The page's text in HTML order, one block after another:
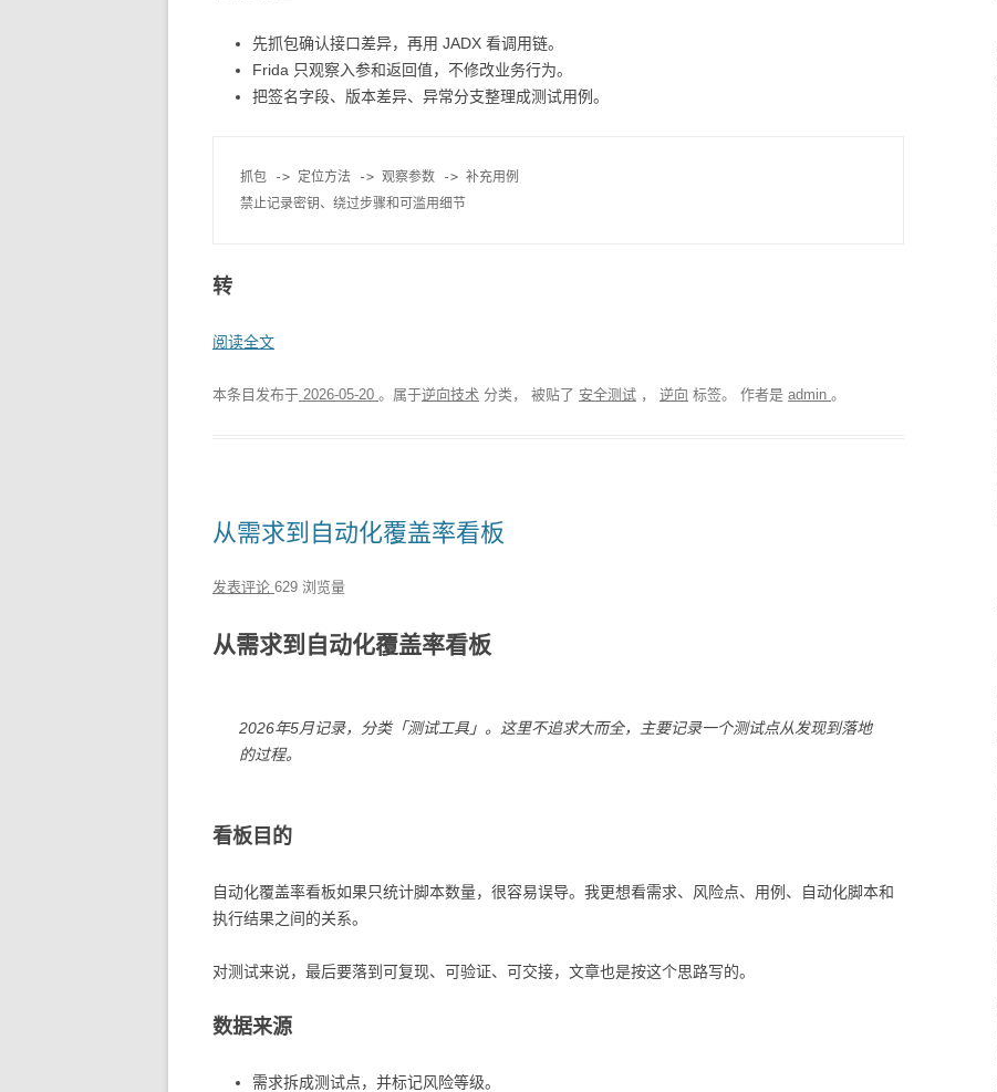
先抓包确认接口差异，再用 JADX 看调用链。
Frida 只观察入参和返回值，不修改业务行为。
把签名字段、版本差异、异常分支整理成测试用例。
抓包 -> 定位方法 -> 观察参数 -> 补充用例
转
阅读全文
本条目发布于 2026-05-20 。属于逆向技术 分类， 被贴了 安全测试 ， 逆向 标签。 作者是 admin 。
从需求到自动化覆盖率看板
发表评论 629 浏览量
从需求到自动化覆盖率看板
2026年5月记录，分类「测试工具」。这里不追求大而全，主要记录一个测试点从发现到落地
的过程。
看板目的
自动化覆盖率看板如果只统计脚本数量，很容易误导。我更想看需求、风险点、用例、自动化脚本和
执行结果之间的关系。
对测试来说，最后要落到可复现、可验证、可交接，文章也是按这个思路写的。
数据来源
需求拆成测试点，并标记风险等级。